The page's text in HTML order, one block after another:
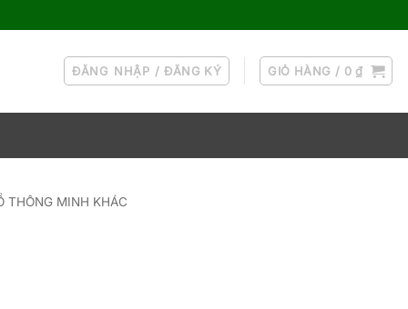
ĐĂNG NHẬP / ĐĂNG KÝ GIỎ HÀNG / 0 ₫
THÔNG MINH KHÁC